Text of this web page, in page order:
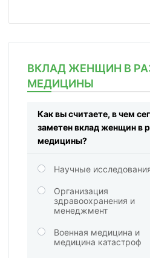
ВКЛАД ЖЕНЩИН В
МЕДИЦИНЫ
Как вы считаете, в чем
заметен вклад женщин в
медицины?
Научные
Организация
здравоохранения и
менеджмент
Военная медицина и
медицина катастроф